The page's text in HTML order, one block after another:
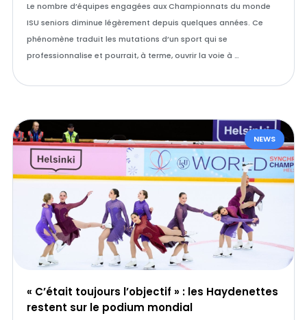
Le nombre d’équipes engagées aux Championnats du monde
ISU seniors diminue légèrement depuis quelques années. Ce
phénomène traduit les mutations d’un sport qui se
professionnalise et pourrait, à terme, ouvrir la voie à …
NEWS
« C’était toujours l’objectif » : les Haydenettes
restent sur le podium mondial